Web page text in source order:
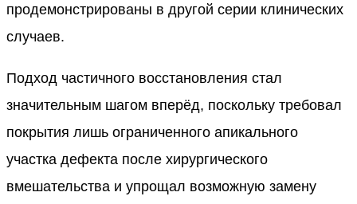
продемонстрированы в другой серии клинических
случаев.
Подход частичного восстановления стал
значительным шагом вперёд, поскольку требовал
покрытия лишь ограниченного апикального
участка дефекта после хирургического
вмешательства и упрощал возможную замену